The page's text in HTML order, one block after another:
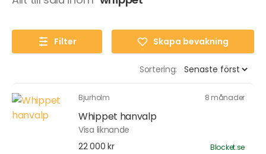
Filter Skapa bevakning
Sortering:
Bjurholm 8 månader
Whippet hanvalp
Visa liknande
22 000 kr
Blocket.se